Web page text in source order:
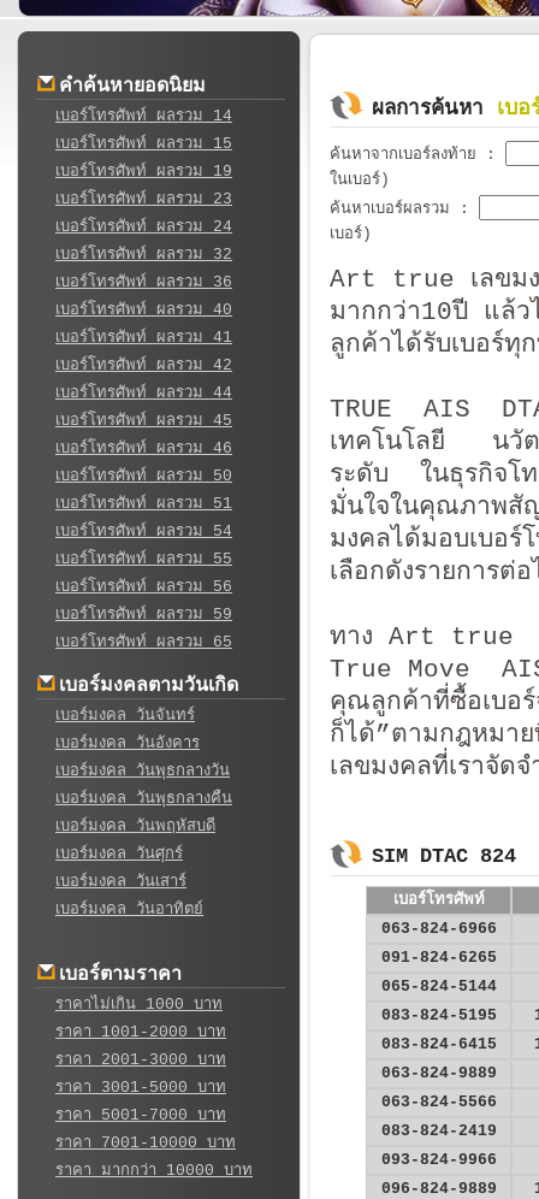
คำค้นหายอดนิยม
เบอร์โทรศัพท์ ผลรวม 14
เบอร์โทรศัพท์ ผลรวม 15
เบอร์โทรศัพท์ ผลรวม 19
เบอร์โทรศัพท์ ผลรวม 23
เบอร์โทรศัพท์ ผลรวม 24
เบอร์โทรศัพท์ ผลรวม 32
เบอร์โทรศัพท์ ผลรวม 36
เบอร์โทรศัพท์ ผลรวม 40
เบอร์โทรศัพท์ ผลรวม 41
เบอร์โทรศัพท์ ผลรวม 42
เบอร์โทรศัพท์ ผลรวม 44
เบอร์โทรศัพท์ ผลรวม 45
เบอร์โทรศัพท์ ผลรวม 46
เบอร์โทรศัพท์ ผลรวม 50
เบอร์โทรศัพท์ ผลรวม 51
เบอร์โทรศัพท์ ผลรวม 54
เบอร์โทรศัพท์ ผลรวม 55
เบอร์โทรศัพท์ ผลรวม 56
เบอร์โทรศัพท์ ผลรวม 59
เบอร์โทรศัพท์ ผลรวม 65
เบอร์มงคลตามวันเกิด
เบอร์มงคล วันจันทร์
เบอร์มงคล วันอังคาร
เบอร์มงคล วันพุธกลางวัน
เบอร์มงคล วันพุธกลางคืน
เบอร์มงคล วันพฤหัสบดี
เบอร์มงคล วันศุกร์
เบอร์มงคล วันเสาร์
เบอร์มงคล วันอาทิตย์
เบอร์ตามราคา
ราคาไม่เกิน 1000 บาท
ราคา 1001-2000 บาท
ราคา 2001-3000 บาท
ราคา 3001-5000 บาท
ราคา 5001-7000 บาท
ราคา 7001-10000 บาท
ราคา มากกว่า 10000 บาท
ผลการค้นหา เบ
ค้นหาจากเบอร์ลงท้าย
:
ในเบอร์)
ค้นหาเบอร์ผลรวม
:
เบอร์)
Art true เลขมงค
มากกว่า10ปี แล้ว
ลูกค้าได้รับเบอร์
TRUE AIS
เทคโนโลยี นวัต
ระดับ ในธุรกิจโ
มั่นใจในคุณภาพ
มงคลได้มอบเบอร์
เลือกดังรายการต่
ทาง Art true จ
True Move
คุณลูกค้าที่ซื้อเบอ
ก็ได้”ตามกฎหม
เลขมงคลที่เราจัด
SIM DTAC 824
เบอร์โทรศัพท์
063-824-6966
091-824-6265
065-824-5144
083-824-5195
083-824-6415
063-824-9889
063-824-5566
083-824-2419
093-824-9966
096-824-9889